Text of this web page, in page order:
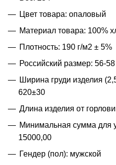
Цвет товара: опаловый
Материал товара: 100%
Плотность: 190 г/м2 ± 5%
Российский размер: 56-58
Ширина груди изделия
620±30
Длина изделия от
Минимальная сумма для
15000,00
Гендер (пол): мужской